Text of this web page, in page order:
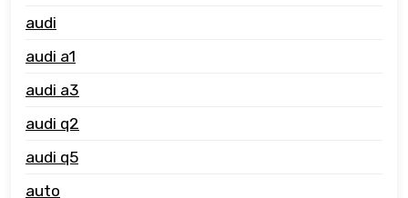
audi
audi a1
audi a3
audi q2
audi q5
auto